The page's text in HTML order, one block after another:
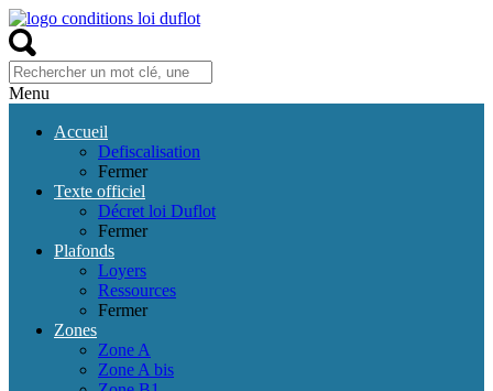
Menu
Accueil
Defiscalisation
Fermer
Texte officiel
Décret loi Duflot
Fermer
Plafonds
Loyers
Ressources
Fermer
Zones
Zone A
Zone A bis